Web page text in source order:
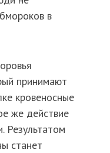
в
принимают
кровеносные
же действие
Результатом
станет